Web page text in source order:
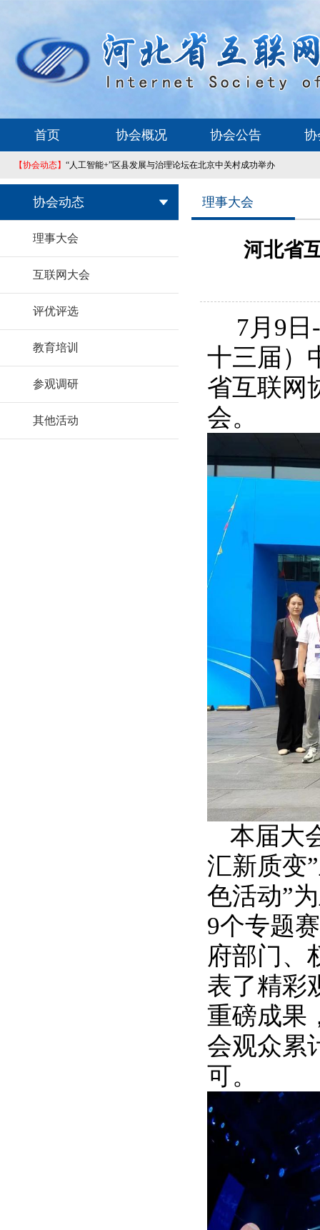
首页 协会概况 协会公告 协
【协会动态】 “人工智能+”区县发展与治理论坛在北京中关村成功举办
协会动态
理事大会
互联网大会
评优评选
教育培训
参观调研
其他活动
理事大会
河北省
7月9
十三届）
省互联网
会。
本届大
汇新质变
色活动”
9个专题
府部门、
表了精彩
重磅成果
会观众累
可。